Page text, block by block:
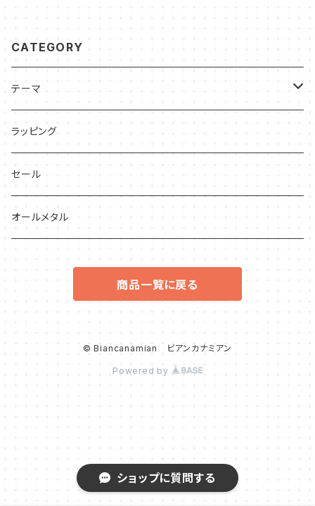
ショップに質問する
CATEGORY
テーマ
ネコ
花っぽいもの
フルーツっぽいもの
宇宙っぽいもの
ラッピング
セール
オールメタル
商品一覧に戻る
© Biancanamian ビアンカナミアン
Powered by